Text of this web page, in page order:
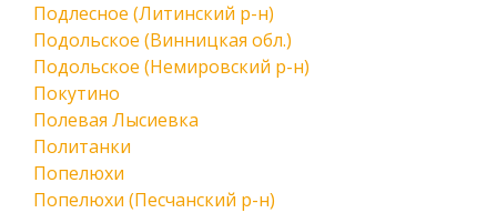
Подлесное (Литинский р-н)
Подольское (Винницкая обл.)
Подольское (Немировский р-н)
Покутино
Полевая Лысиевка
Политанки
Попелюхи
Попелюхи (Песчанский р-н)